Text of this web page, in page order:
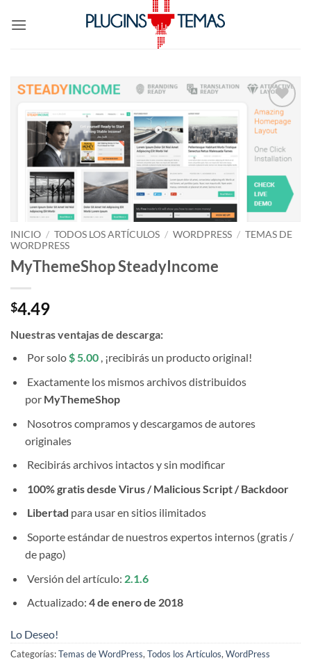
Lo
Deseo!
INICIO / TODOS LOS ARTÍCULOS / WORDPRESS / TEMAS DE
WORDPRESS
MyThemeShop SteadyIncome
$4.49
Nuestras ventajas de descarga:
Por solo$ 5.00 , ¡recibirás un producto original!
Exactamente los mismos archivos distribuidos
por MyThemeShop
Nosotros compramos y descargamos de autores
originales
Recibirás archivos intactos y sin modificar
100% gratis desde Virus / Malicious Script / Backdoor
Libertad para usar en sitios ilimitados
Soporte estándar de nuestros expertos internos (gratis /
de pago)
Versión del artículo: 2.1.6
Actualizado: 4 de enero de 2018
Lo Deseo!
Categorías:Temas de WordPress, Todos los Artículos, WordPress